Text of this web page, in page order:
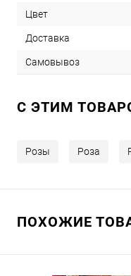
Цвет
Доставка
Самовывоз
C ЭТИМ
Розы Роза
ПОХОЖИЕ